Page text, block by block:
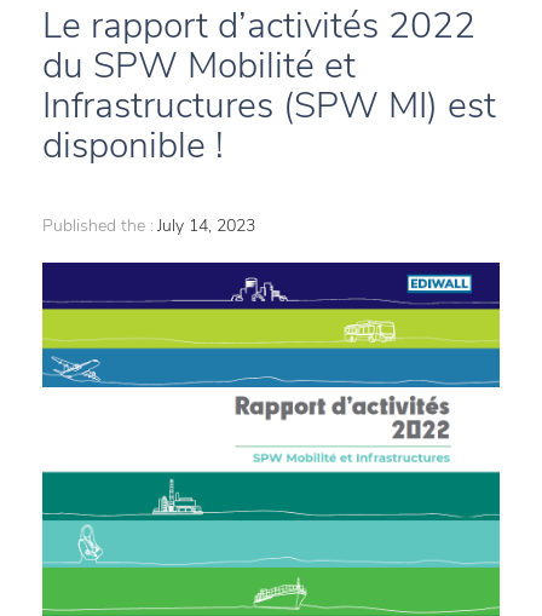
Le rapport d’activités 2022
du SPW Mobilité et
Infrastructures (SPW MI) est
disponible !
Published the : July 14, 2023